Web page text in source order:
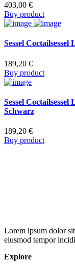
403,00 €
Buy product
Sessel
189,20 €
Buy product
Sessel
Schwarz
189,20 €
Buy product
Lorem ipsum dolor
eiusmod tempor
Explore